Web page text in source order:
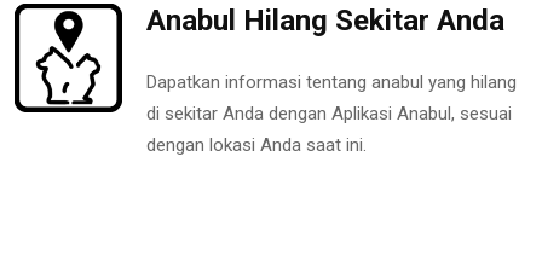
Anabul Hilang Sekitar Anda
Dapatkan informasi tentang anabul yang hilang
di sekitar Anda dengan Aplikasi Anabul, sesuai
dengan lokasi Anda saat ini.